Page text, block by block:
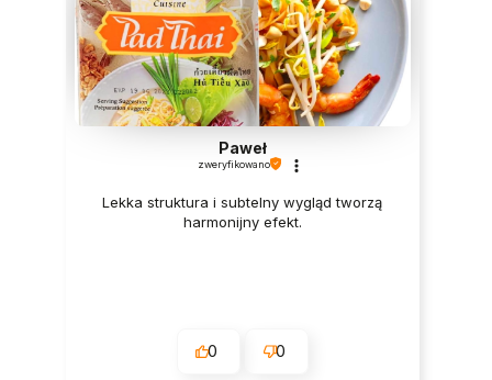
Paweł
zweryfikowano
Lekka struktura i subtelny wygląd tworzą
harmonijny efekt.
0 0